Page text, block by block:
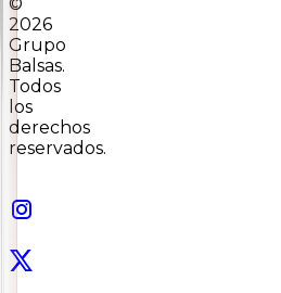
2026
Grupo
Balsas.
Todos
los
derechos
reservados.